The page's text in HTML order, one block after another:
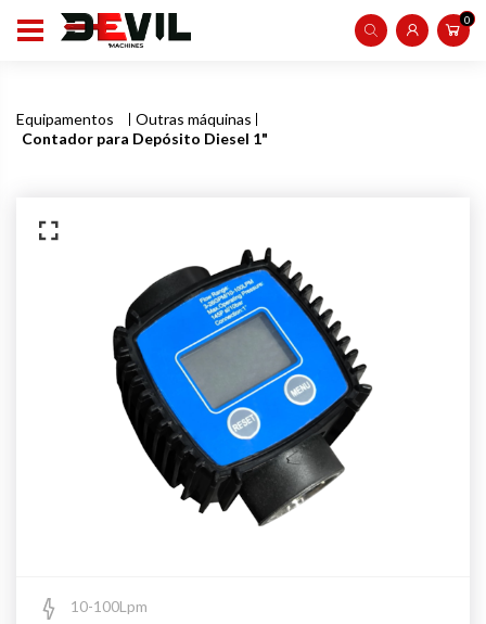
0
Equipamentos
Outras máquinas
Contador para Depósito Diesel 1"
10-100Lpm